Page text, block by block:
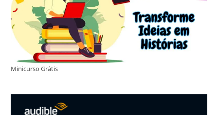
Minicurso Grátis